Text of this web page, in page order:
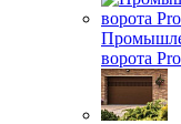
ворота